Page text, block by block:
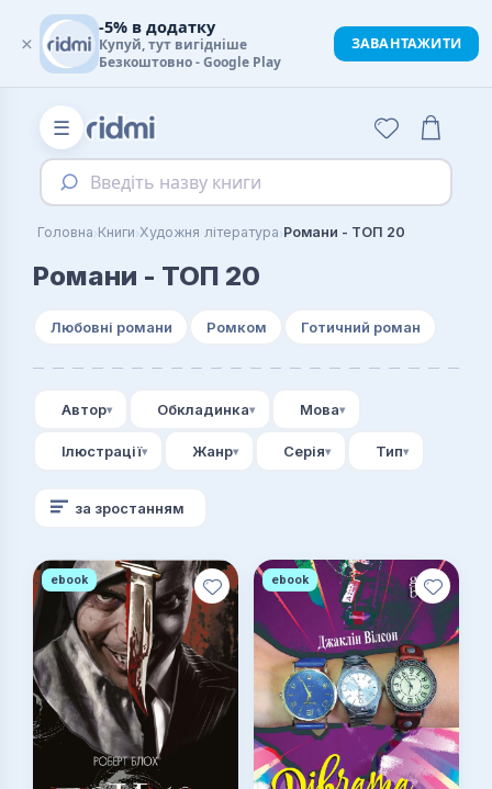
☰
Введіть назву книги
Головна›Книги›Художня література›Романи - ТОП 20
Романи - ТОП 20
Любовні романи Ромком Готичний роман
Автор Обкладинка Мова
Ілюстрації Жанр Серія Тип
за зростанням
ebook ebook
×
-5% в додатку
Купуй, тут вигідніше
Безкоштовно - Google Play
ЗАВАНТАЖИТИ